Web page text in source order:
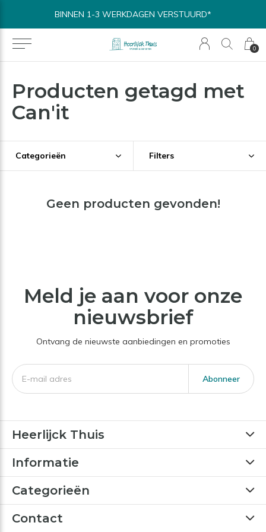
0
BINNEN 1-3 WERKDAGEN VERSTUURD*
Producten getagd met
Can'it
Categorieën Filters
Geen producten gevonden!
Meld je aan voor onze
nieuwsbrief
Ontvang de nieuwste aanbiedingen en promoties
Abonneer
Heerlijck Thuis
Informatie
Categorieën
Contact